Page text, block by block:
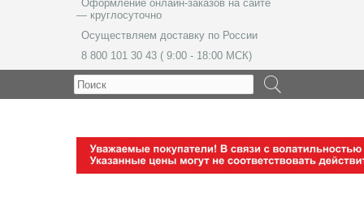
Оформление онлайн-заказов на сайте
— круглосуточно
Осуществляем доставку по России
8 800 101 30 43 ( 9:00 - 18:00 МСК)